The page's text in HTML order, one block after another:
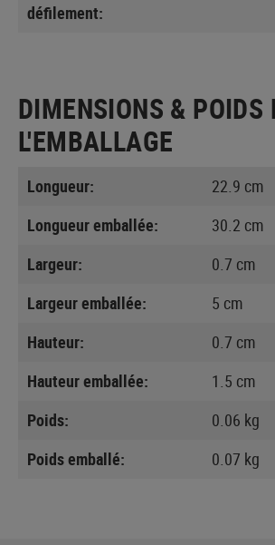
défilement:
DIMENSIONS & POIDS
L'EMBALLAGE
Longueur:
22.9 cm
Longueur emballée:
30.2 cm
Largeur:
0.7 cm
Largeur emballée:
5 cm
Hauteur:
0.7 cm
Hauteur emballée:
1.5 cm
Poids:
0.06 kg
Poids emballé:
0.07 kg